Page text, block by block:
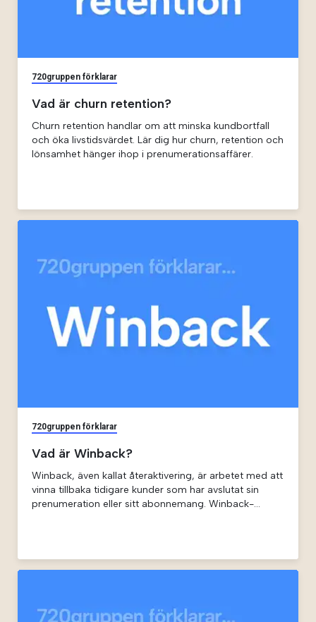
720gruppen förklarar
Vad är churn retention?
Churn retention handlar om att minska kundbortfall
och öka livstidsvärdet. Lär dig hur churn, retention och
lönsamhet hänger ihop i prenumerationsaffärer.
720gruppen förklarar
Vad är Winback?
Winback, även kallat återaktivering, är arbetet med att
vinna tillbaka tidigare kunder som har avslutat sin
prenumeration eller sitt abonnemang. Winback-